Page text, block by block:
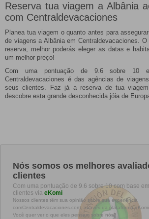
Reserva tua viagem a Albânia
com Centraldevacaciones
Planea tua viagem o quanto antes para
de viagens a Albânia em Centraldevacaciones.
reserva, melhor poderás eleger as datas e
um melhor preço!
Com uma pontuação de 9.6 sobre 10
Centraldevacaciones é das agências de
seus clientes. Faz já a reserva de tua
descobre esta grande desconhecida jóia de
Nós somos os melhores
clientes
Com uma pontuação de 9.6 sobre 10 com base
clientes via eKomi
Nossos clientes têm sua opinião sobre sua experiência
comCentraldevacaciones.com, através da plataforma
Você quer ver o que eles pensam sobre nós?